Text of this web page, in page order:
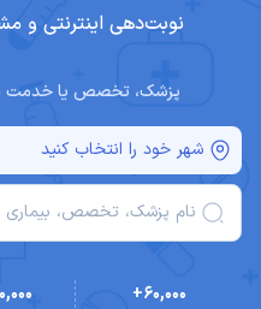
نوبت‌دهی اینترنتی و
پزشک، تخصص یا خدمت
شهر خود را انتخاب کنید
نام پزشک، تخصص، بیماری
+60,000